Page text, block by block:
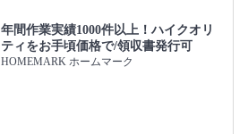
年間作業実績1000件以上！ハイクオリ
ティをお手頃価格で/領収書発行可
HOMEMARK ホームマーク